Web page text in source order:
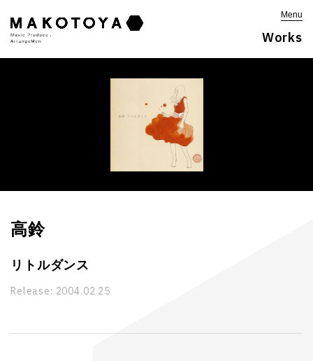
Menu
Works
高鈴
リトルダンス
Release: 2004.02.25